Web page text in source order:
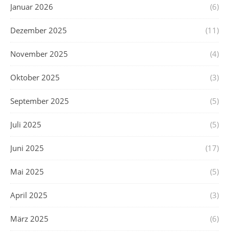
Januar 2026 (6)
Dezember 2025 (11)
November 2025 (4)
Oktober 2025 (3)
September 2025 (5)
Juli 2025 (5)
Juni 2025 (17)
Mai 2025 (5)
April 2025 (3)
März 2025 (6)